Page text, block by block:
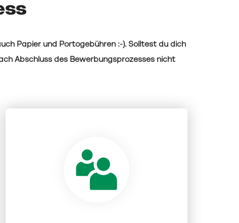
Papier und Portogebühren :-). Solltest du dich
Abschluss des Bewerbungsprozesses nicht